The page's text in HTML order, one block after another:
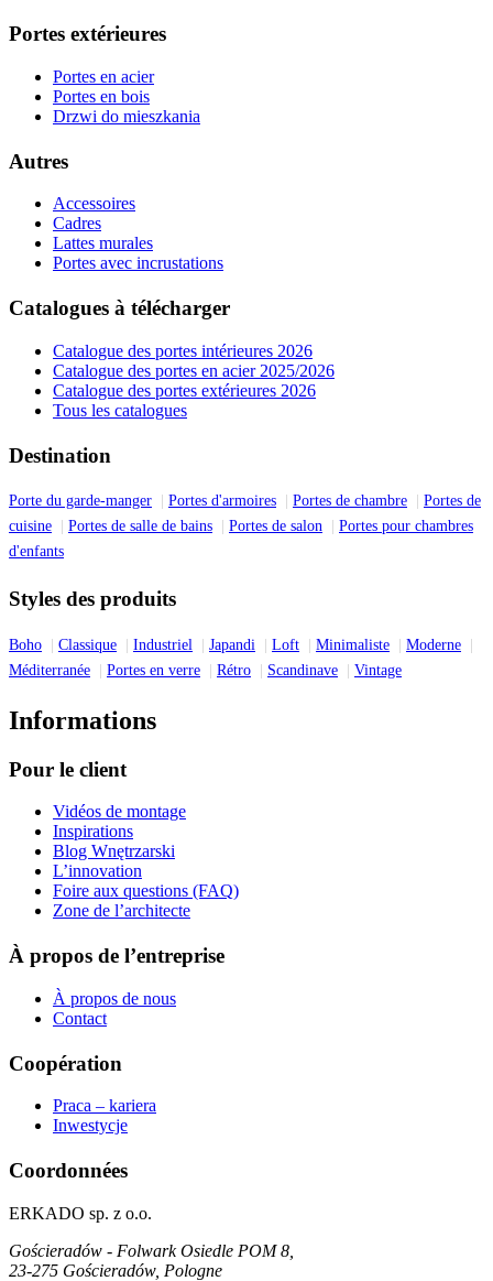
Portes extérieures
Portes en acier
Portes en bois
Drzwi do mieszkania
Autres
Accessoires
Cadres
Lattes murales
Portes avec incrustations
Catalogues à télécharger
Catalogue des portes intérieures 2026
Catalogue des portes en acier 2025/2026
Catalogue des portes extérieures 2026
Tous les catalogues
Destination
Porte du garde-manger Portes d'armoires Portes de chambre
Portes de
cuisine
Portes de salle de bains Portes de salon
Portes pour chambres
d'enfants
Styles des produits
Boho Classique Industriel Japandi Loft Minimaliste
Moderne
Méditerranée
Portes en verre Rétro Scandinave Vintage
Informations
Pour le client
Vidéos de montage
Inspirations
Blog Wnętrzarski
L’innovation
Foire aux questions (FAQ)
Zone de l’architecte
À propos de l’entreprise
À propos de nous
Contact
Coopération
Praca – kariera
Inwestycje
Coordonnées
ERKADO sp. z o.o.
Gościeradów - Folwark Osiedle POM 8,
23-275 Gościeradów, Pologne